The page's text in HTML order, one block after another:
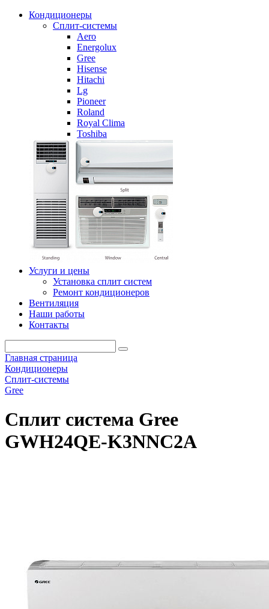
Кондиционеры
Сплит-системы
Aero
Energolux
Gree
Hisense
Hitachi
Lg
Pioneer
Roland
Royal Clima
Toshiba
Услуги и цены
Установка сплит систем
Ремонт кондиционеров
Вентиляция
Наши работы
Контакты
Главная страница
Кондиционеры
Сплит-системы
Gree
Сплит система Gree
GWH24QE-K3NNC2A